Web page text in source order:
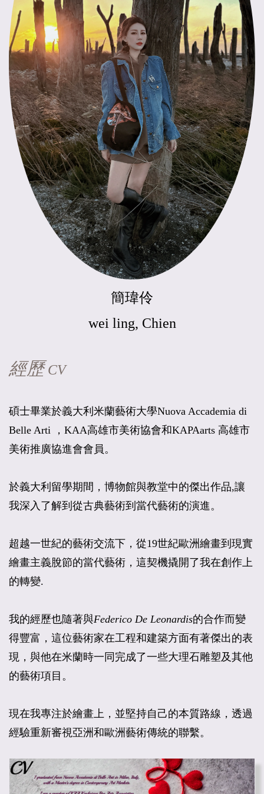
簡瑋伶
wei ling, Chien
經歷CV
碩士畢業於義大利米蘭藝術大學Nuova Accademia di
Belle Arti ，KAA高雄市美術協會和KAPAarts 高雄市
美術推廣協進會會員。
於義大利留學期間，博物館與教堂中的傑出作品,讓
我深入了解到從古典藝術到當代藝術的演進。
超越一世紀的藝術交流下，從19世紀歐洲繪畫到現實
繪畫主義脫節的當代藝術，這契機撬開了我在創作上
的轉變.
我的經歷也隨著與Federico De Leonardis的合作而變
得豐富，這位藝術家在工程和建築方面有著傑出的表
現，與他在米蘭時一同完成了一些大理石雕塑及其他
的藝術項目。
現在我專注於繪畫上，並堅持自己的本質路線，透過
經驗重新審視亞洲和歐洲藝術傳統的聯繫。